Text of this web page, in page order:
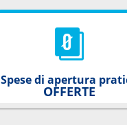
Spese di apertura
OFFERTE